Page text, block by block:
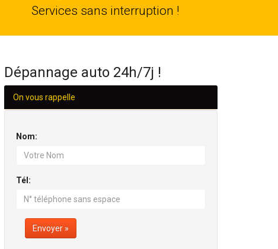
24
H/24
Services sans interruption !
Dépannage auto 24h/7j !
On vous rappelle
Nom:
Tél:
Envoyer »